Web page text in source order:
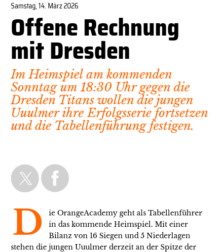
Samstag, 14. März 2026
Offene Rechnung
mit Dresden
Im Heimspiel am kommenden
Sonntag um 18:30 Uhr gegen die
Dresden Titans wollen die jungen
Uuulmer ihre Erfolgsserie fortsetzen
und die Tabellenführung festigen.
D
ie OrangeAcademy geht als Tabellenführer
in das kommende Heimspiel. Mit einer
Bilanz von 16 Siegen und 5 Niederlagen
stehen die jungen Uuulmer derzeit an der Spitze der